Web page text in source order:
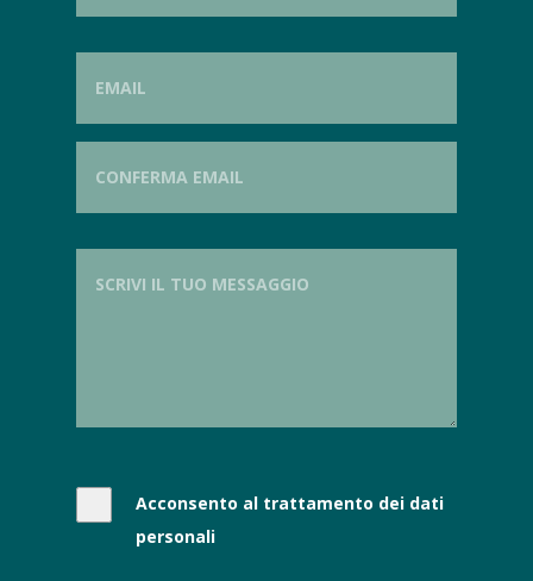
Acconsento al trattamento dei dati
personali